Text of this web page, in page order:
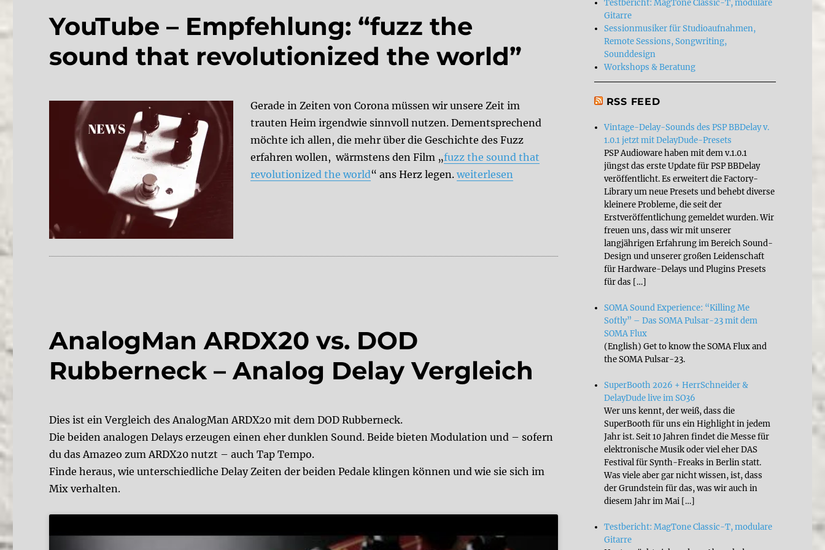
YouTube – Empfehlung: “fuzz the
sound that revolutionized the world”
Gerade in Zeiten von Corona müssen wir unsere Zeit im
trauten Heim irgendwie sinnvoll nutzen. Dementsprechend
möchte ich allen, die mehr über die Geschichte des Fuzz
erfahren wollen, wärmstens den Film „fuzz the sound that
revolutionized the world“ ans Herz legen.„YouTube – Empfehlung: “fuzz the sound that revolutionized the world”“
weiterlesen
AnalogMan ARDX20 vs. DOD
Rubberneck – Analog Delay Vergleich
Dies ist ein Vergleich des AnalogMan ARDX20 mit dem DOD Rubberneck.
Die beiden analogen Delays erzeugen einen eher dunklen Sound. Beide bieten Modulation und – sofern
du das Amazeo zum ARDX20 nutzt – auch Tap Tempo.
Finde heraus, wie unterschiedliche Delay Zeiten der beiden Pedale klingen können und wie sie sich im
Mix verhalten.
Testbericht: MagTone Classic-T, modulare
Gitarre
Sessionmusiker für Studioaufnahmen,
Remote Sessions, Songwriting,
Sounddesign
Workshops & Beratung
RSS FEED
Vintage-Delay-Sounds des PSP BBDelay v.
1.0.1 jetzt mit DelayDude-Presets
PSP Audioware haben mit dem v.1.0.1
jüngst das erste Update für PSP BBDelay
veröffentlicht. Es erweitert die Factory-
Library um neue Presets und behebt diverse
kleinere Probleme, die seit der
Erstveröffentlichung gemeldet wurden. Wir
freuen uns, dass wir mit unserer
langjährigen Erfahrung im Bereich Sound-
Design und unserer großen Leidenschaft
für Hardware-Delays und Plugins Presets
für das […]
SOMA Sound Experience: “Killing Me
Softly” – Das SOMA Pulsar-23 mit dem
SOMA Flux
(English) Get to know the SOMA Flux and
the SOMA Pulsar-23.
SuperBooth 2026 + HerrSchneider &
DelayDude live im SO36
Wer uns kennt, der weiß, dass die
SuperBooth für uns ein Highlight in jedem
Jahr ist. Seit 10 Jahren findet die Messe für
elektronische Musik oder viel eher DAS
Festival für Synth-Freaks in Berlin statt.
Was viele aber gar nicht wissen, ist, dass
der Grundstein für das, was wir auch in
diesem Jahr im Mai […]
Testbericht: MagTone Classic-T, modulare
Gitarre